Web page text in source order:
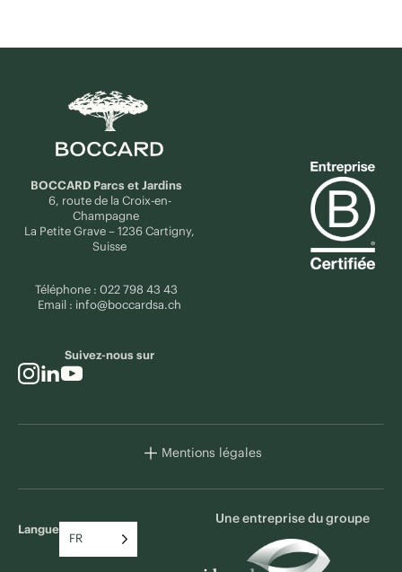
BOCCARD Parcs et Jardins
6, route de la Croix-en-
Champagne
La Petite Grave – 1236 Cartigny,
Suisse
Téléphone : 022 798 43 43
Email : info@boccardsa.ch
Suivez-nous sur
Mentions légales
Langue
FR
Une entreprise du groupe